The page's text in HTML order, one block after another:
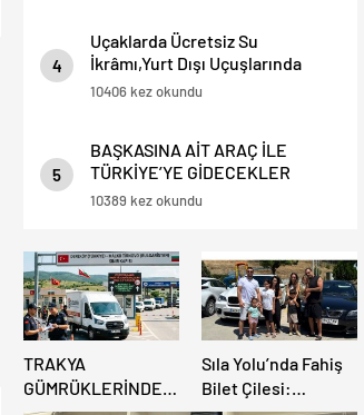
4
Uçaklarda Ücretsiz Su
İkrâmı,Yurt Dışı Uçuşlarında
Sınırlı Yolculara Yapılacak.
10406 kez okundu
5
BAŞKASINA AİT ARAÇ İLE
TÜRKİYE’YE GİDECEKLER
DİKKAT ! BU HABERİ OKUMADAN
10389 kez okundu
TRAKYA
GÜMRÜKLERİNDE
Sıla Yolu’nda Fahiş
Bilet Çilesi: